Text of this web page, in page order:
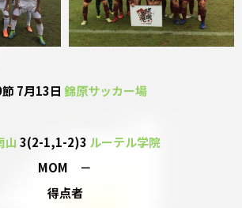
7月13日 錦原サッカー場
山 3(2-1,1-2)3 ルーテル学院
MOM －
得点者